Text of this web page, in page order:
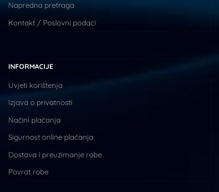
Napredna pretraga
Kontakt / Poslovni podaci
INFORMACIJE
Uvjeti korištenja
Izjava o privatnosti
Načini plaćanja
Sigurnost online plaćanja
Dostava i preuzimanje robe
Povrat robe